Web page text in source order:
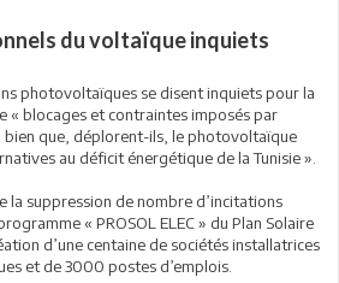
du voltaïque inquiets
photovoltaïques se disent inquiets pour la
« blocages et contraintes imposés par
bien que, déplorent-ils, le photovoltaïque
au déficit énergétique de la Tunisie ».
la suppression de nombre d’incitations
« PROSOL ELEC » du Plan Solaire
d’une centaine de sociétés installatrices
et de 3000 postes d’emplois.